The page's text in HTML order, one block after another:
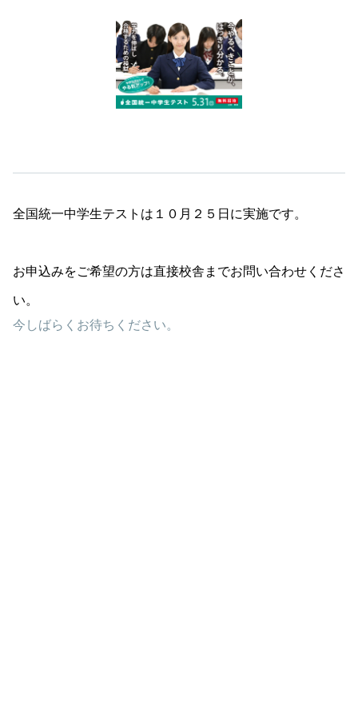
全国統一中学生テストは１０月２５日に実施です。
お申込みをご希望の方は直接校舎までお問い合わせくださ
い。
今しばらくお待ちください。